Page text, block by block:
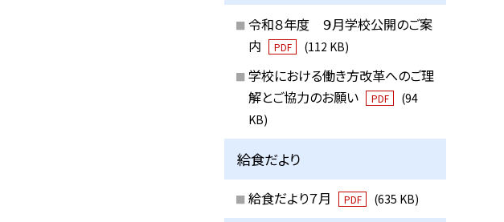
令和８年度 ９月学校公開のご案
内
PDF (112 KB)
学校における働き方改革へのご理
解とご協力のお願い
PDF
(94
KB)
給食だより
給食だより７月 PDF (635 KB)